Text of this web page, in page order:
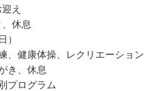
え
休息
）
、健康体操、レクリエーション
き、休息
プログラム